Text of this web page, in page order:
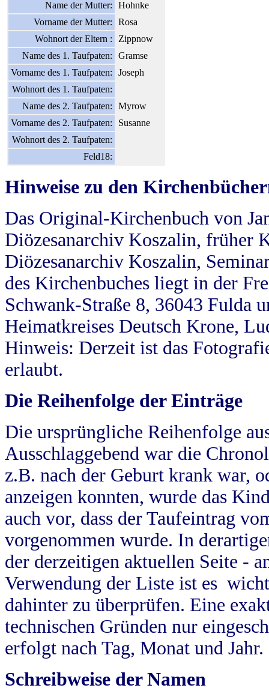
Name der Mutter:
Hohnke
Vorname der Mutter:
Rosa
Wohnort der Eltern :
Zippnow
Name des 1. Taufpaten:
Gramse
Vorname des 1. Taufpaten:
Joseph
Wohnort des 1. Taufpaten:
Name des 2. Taufpaten:
Myrow
Vorname des 2. Taufpaten:
Susanne
Wohnort des 2. Taufpaten:
Feld18:
Hinweise zu den
Das Original-Kirchenbuch von
Diözesanarchiv Koszalin, früher
Diözesanarchiv Koszalin,
des Kirchenbuches liegt in der
Schwank-Straße 8, 36043 Fulda
Heimatkreises Deutsch Krone,
Hinweis: Derzeit ist das
erlaubt.
Die Reihenfolge der Einträge
Die ursprüngliche Reihenfolge
Ausschlaggebend war die
z.B. nach der Geburt krank war,
anzeigen konnten, wurde das
auch vor, dass der Taufeintrag
vorgenommen wurde. In
der derzeitigen aktuellen Seite -
Verwendung der Liste ist es
dahinter zu überprüfen. Eine
technischen Gründen nur
erfolgt nach Tag, Monat und Jahr.
Schreibweise der Namen